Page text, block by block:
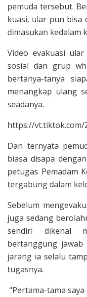
pemuda tersebut.
kuasi, ular pun bisa
dimasukan kedalam
Video evakuasi
sosial dan grup
bertanya-tanya
menangkap ulang
seadanya.
https://vt.tiktok.com/
Dan ternyata
biasa disapa
petugas Pemadam
tergabung dalam
Sebelum
juga sedang
sendiri dikenal
bertanggung
jarang ia selalu
tugasnya.
“Pertama-tama